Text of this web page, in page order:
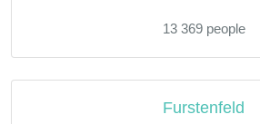
13 369 people
Furstenfeld